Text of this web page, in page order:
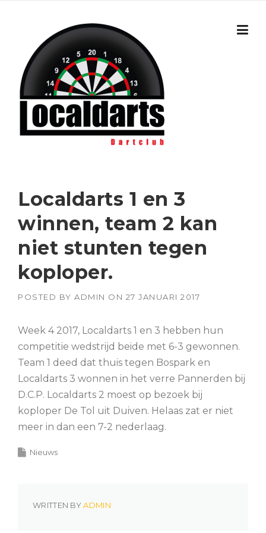
Localdarts 1 en 3
winnen, team 2 kan
niet stunten tegen
koploper.
POSTED BY ADMIN ON 27 JANUARI 2017
Week 4 2017, Localdarts 1 en 3 hebben hun
competitie wedstrijd beide met 6-3 gewonnen.
Team 1 deed dat thuis tegen Bospark en
Localdarts 3 wonnen in het verre Pannerden bij
D.C.P. Localdarts 2 moest op bezoek bij
koploper De Tol uit Duiven. Helaas zat er niet
meer in dan een 7-2 nederlaag.
Nieuws
WRITTEN BYADMIN